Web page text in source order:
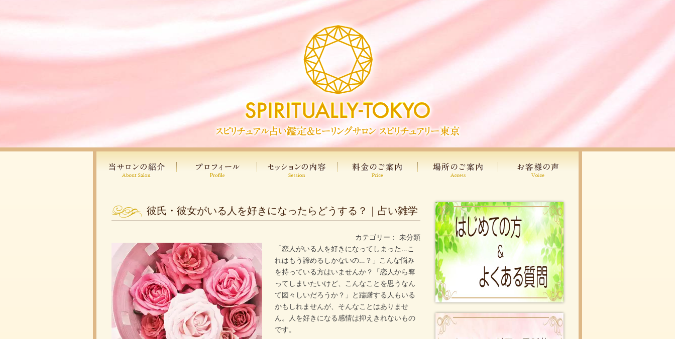
彼氏・彼女がいる人を好きになったらどうする？｜占い雑学
カテゴリー： 未分類
「恋人がいる人を好きになってしまった…こ
れはもう諦めるしかないの…？」こんな悩み
を持っている方はいませんか？「恋人から奪
ってしまいたいけど、こんなことを思うなん
て図々しいだろうか？」と躊躇する人もいる
かもしれませんが、そんなことはありませ
ん。人を好きになる感情は抑えきれないもの
です。